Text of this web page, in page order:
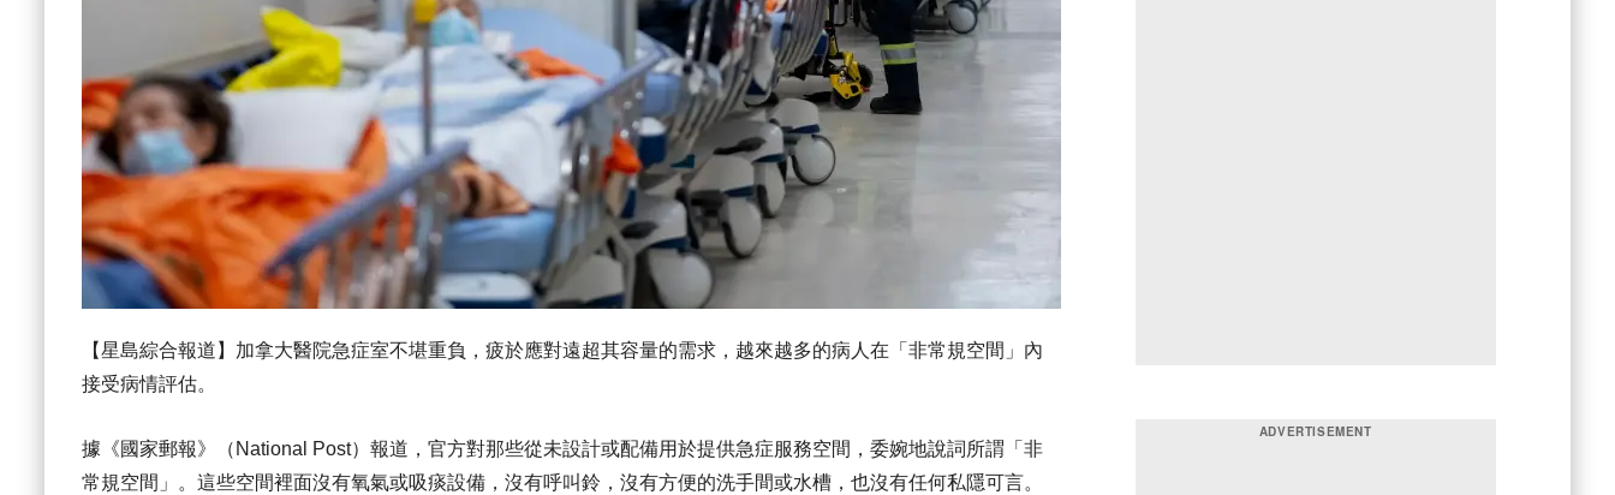
【星島綜合報道】加拿大醫院急症室不堪重負，疲於應對遠超其容量的需求，越來越多的病人在「非常規空間」內
接受病情評估。
據《國家郵報》（National Post）報道，官方對那些從未設計或配備用於提供急症服務空間，委婉地說詞所謂「非
常規空間」。這些空間裡面沒有氧氣或吸痰設備，沒有呼叫鈴，沒有方便的洗手間或水槽，也沒有任何私隱可言。